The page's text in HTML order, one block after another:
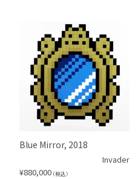
Blue Mirror, 2018
Invader
¥880,000 （税込）